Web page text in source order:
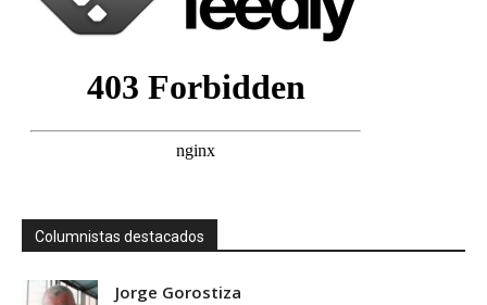
Columnistas destacados
Jorge Gorostiza